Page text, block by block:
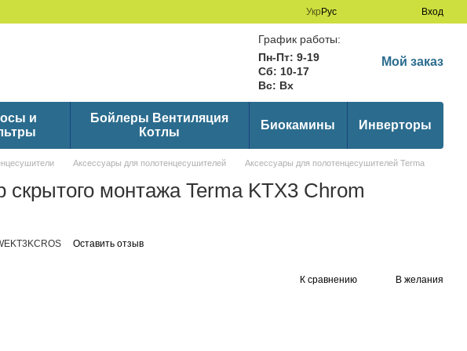
Укр Рус Вход
График работы:
Пн-Пт: 9-19
Сб: 10-17
Вс: Вх
Мой заказ
и
Бойлеры Вентиляция
Котлы
Биокамины Инверторы
Аксессуары для полотенцесушителей Аксессуары для полотенцесушителей Terma
скрытого монтажа Terma KTX3 Chrom
Оставить отзыв
К сравнению В желания